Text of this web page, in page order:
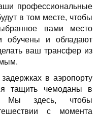
профессиональные
в том месте, чтобы
вами место
обучены и обладают
ваш трансфер из
в аэропорту
тащить чемоданы в
Мы здесь, чтобы
с момента